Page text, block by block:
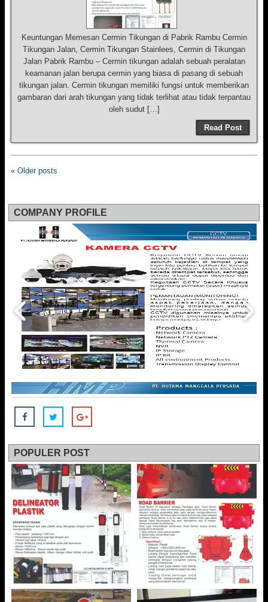
Keuntungan Memesan Cermin Tikungan di Pabrik Rambu Cermin
Tikungan Jalan, Cermin Tikungan Stainlees, Cermin di Tikungan
Jalan Pabrik Rambu – Cermin tikungan adalah sebuah peralatan
keamanan jalan berupa cermin yang biasa di pasang di sebuah
tikungan jalan. Cermin tikungan memiliki fungsi untuk memberikan
gambaran dari arah tikungan yang tidak terlihat atau tidak terpantau
oleh sudut […]
Read Post
« Older posts
COMPANY PROFILE
POPULER POST